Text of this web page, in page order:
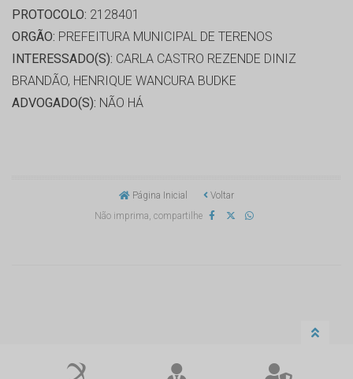
PROTOCOLO: 2128401
ORGÃO: PREFEITURA MUNICIPAL DE TERENOS
INTERESSADO(S): CARLA CASTRO REZENDE DINIZ
BRANDÃO, HENRIQUE WANCURA BUDKE
ADVOGADO(S): NÃO HÁ
Página Inicial
Voltar
Não imprima, compartilhe